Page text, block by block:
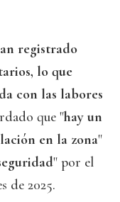
registrado
lo que
con las labores
que "hay un
en la zona"
" por el
de 2025.